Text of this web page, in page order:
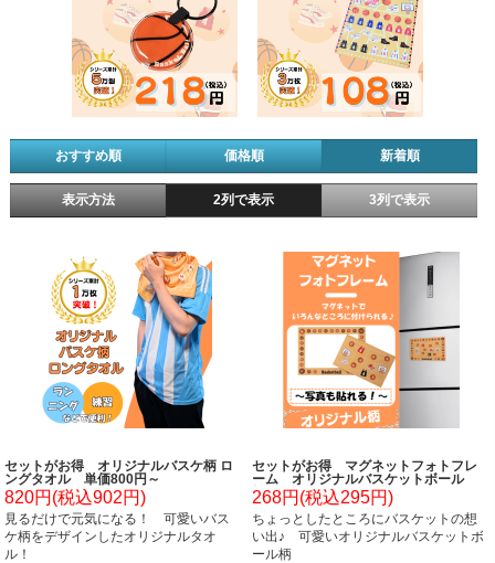
おすすめ順 価格順 新着順
表示方法 2列で表示 3列で表示
セットがお得 オリジナルバスケ柄 ロ
ングタオル 単価800円～
820円(税込902円)
見るだけで元気になる！ 可愛いバス
ケ柄をデザインしたオリジナルタオ
ル！
セットがお得 マグネットフォトフレ
ーム オリジナルバスケットボール
柄 単価２２８円～
268円(税込295円)
ちょっとしたところにバスケットの想
い出♪ 可愛いオリジナルバスケットボ
ール柄